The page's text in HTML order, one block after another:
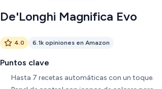
De'Longhi Magnifica Evo
4.0 6.1k opiniones en Amazon
Puntos clave
Hasta 7 recetas automáticas con un toque.